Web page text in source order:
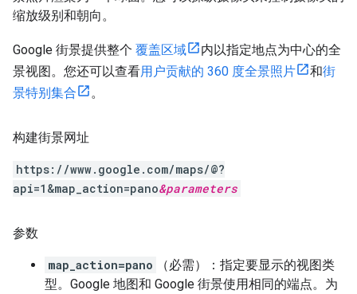
缩放级别和朝向。
Google 街景提供整个 覆盖区域
内以指定地点为中心的全
景视图。您还可以查看用户贡献的 360 度全景照片 和街
景特别集合
。
构建街景网址
https://www.google.com/maps/@?
api=1&map_action=pano&parameters
参数
map_action=pano
（必需）：指定要显示的视图类
型。Google 地图和 Google 街景使用相同的端点。为